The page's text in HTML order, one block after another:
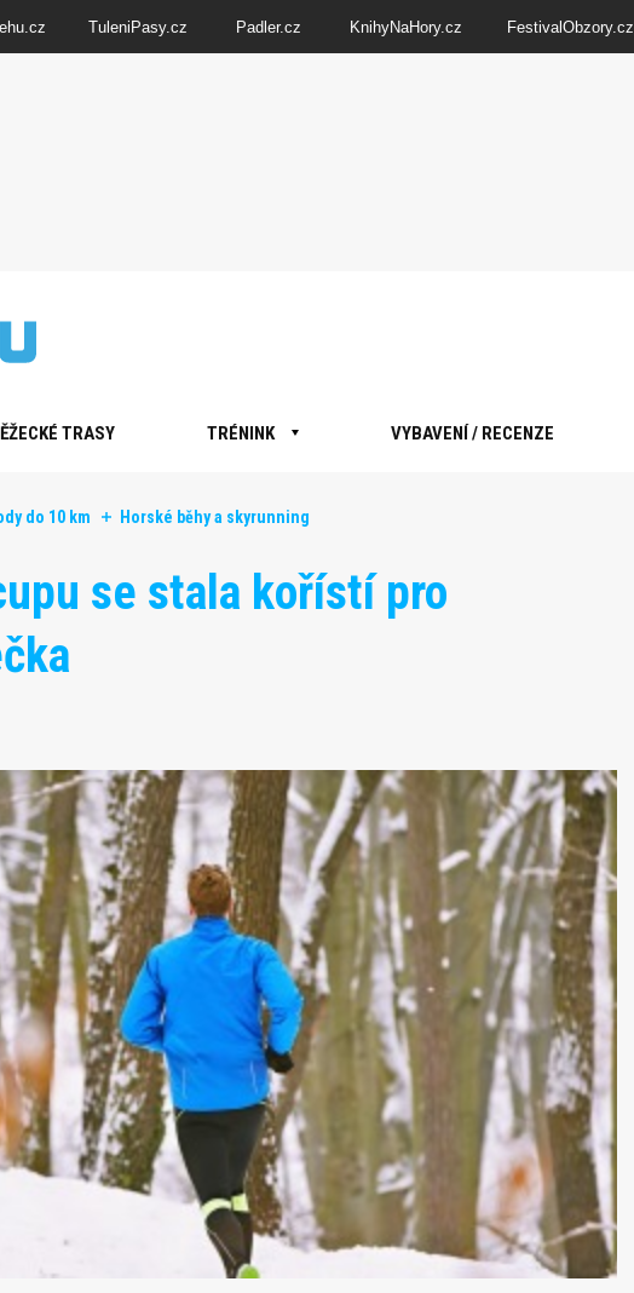
TuleniPasy.cz Padler.cz KnihyNaHory.cz FestivalObzory.cz
TRASY TRÉNINK VYBAVENÍ / RECENZE
do 10 km Horské běhy a skyrunning
se stala kořístí pro